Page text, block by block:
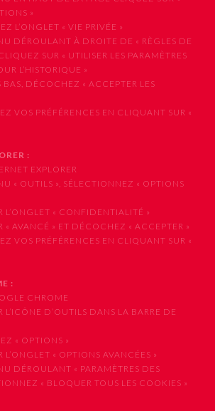
»
L’ONGLET « VIE PRIVÉE »
DÉROULANT À DROITE DE « RÈGLES DE
SUR « UTILISER LES PARAMÈTRES
L’HISTORIQUE »
DÉCOCHEZ « ACCEPTER LES
VOS PRÉFÉRENCES EN CLIQUANT SUR «
:
EXPLORER
« OUTILS », SÉLECTIONNEZ « OPTIONS
« CONFIDENTIALITÉ »
AVANCÉ » ET DÉCOCHEZ « ACCEPTER »
VOS PRÉFÉRENCES EN CLIQUANT SUR «
:
CHROME
D’OUTILS DANS LA BARRE DE
« OPTIONS »
« OPTIONS AVANCÉES »
DÉROULANT « PARAMÈTRES DES
« BLOQUER TOUS LES COOKIES »